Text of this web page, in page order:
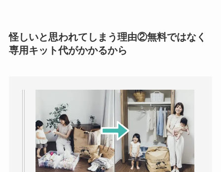
怪しいと思われてしまう理由②無料ではなく
専用キット代がかかるから